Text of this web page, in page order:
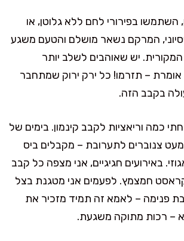
השתמשו בפירורי לחם ללא גלוטן, או
המרקם נשאר מושלם והטעם משגע
יש שאוהבים לשלב יותר
אומרת – תזרמו! כל ירק ירוק שמתחבר
בקבב הזה.
כמה וריאציות לקבב קינמון. בימים של
מעט צנוברים לתערובת – מקבלים ביס
באירועים חגיגיים, אני מצפה כל קבב
חמצמץ. לפעמים אני מטגנת בצל
פנימה – לאמא זה תמיד מזכיר את
– רכות מתוקה משגעת.